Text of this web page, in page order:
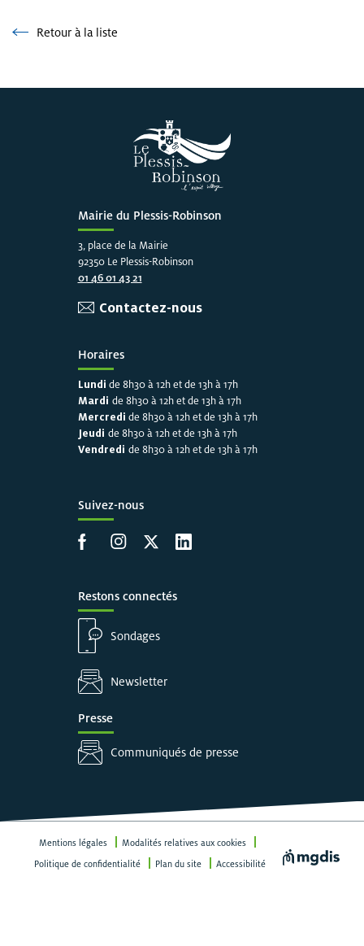
Retour à la liste
Retour à la liste
Mairie du Plessis-Robinson
3, place de la Mairie
92350 Le Plessis-Robinson
01 46 01 43 21
Contactez-nous
Horaires
Lundi de 8h30 à 12h et de 13h à 17h
Mardi de 8h30 à 12h et de 13h à 17h
Mercredi de 8h30 à 12h et de 13h à 17h
Jeudi de 8h30 à 12h et de 13h à 17h
Vendredi de 8h30 à 12h et de 13h à 17h
Suivez-nous
Accéder à la page Facebook
Accéder à la page Instagram
Accéder à la page X
Accéder à LinkedIn
Restons connectés
Sondages
Newsletter
Presse
Communiqués de presse
Mentions légales
Modalités relatives aux cookies
Politique de confidentialité
Plan du site Accessibilité Visiter le site